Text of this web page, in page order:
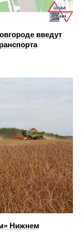
введут
Нижнем